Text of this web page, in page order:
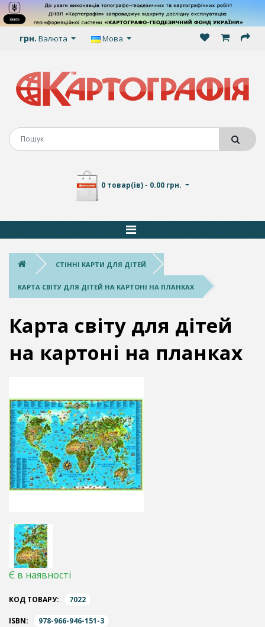
грн. Валюта Мова
0 товар(ів) - 0.00 грн.
СТІННІ КАРТИ ДЛЯ ДІТЕЙ
КАРТА СВІТУ ДЛЯ ДІТЕЙ НА КАРТОНІ НА ПЛАНКАХ
Карта світу для дітей
на картоні на планках
Є в наявності
КОД ТОВАРУ: 7022
ISBN: 978-966-946-151-3